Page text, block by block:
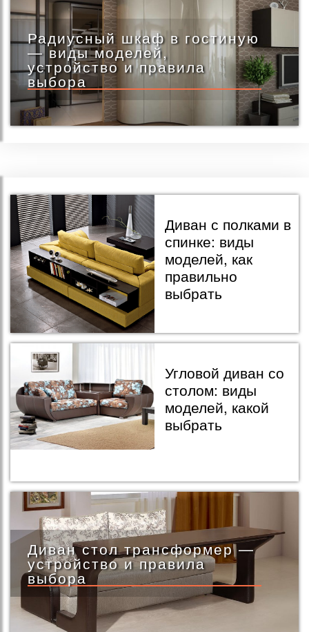
Радиусный шкаф в гостиную
— виды моделей,
устройство и правила
выбора
Диван с полками в
спинке: виды
моделей, как
правильно
выбрать
Угловой диван со
столом: виды
моделей, какой
выбрать
Диван стол трансформер —
устройство и правила
выбора